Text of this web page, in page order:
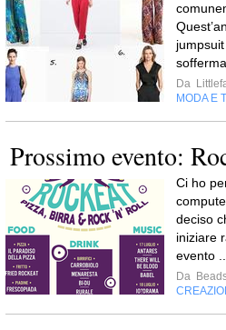
Da
MODA E
Prossimo evento:
Ci ho
deciso
iniziare
evento ...
Da